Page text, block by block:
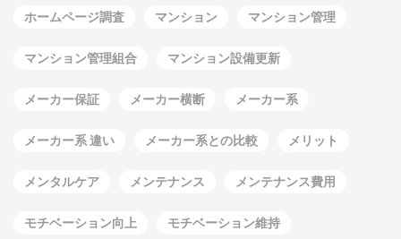
ホームページ調査 マンション マンション管理
マンション管理組合 マンション設備更新
メーカー保証 メーカー横断 メーカー系
メーカー系 違い メーカー系との比較 メリット
メンタルケア メンテナンス メンテナンス費用
モチベーション向上 モチベーション維持